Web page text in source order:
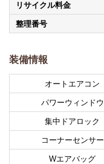
リサイクル料金
整理番号
装備情報
オートエアコン
パワーウィンドウ
集中ドアロック
コーナーセンサー
Wエアバッグ